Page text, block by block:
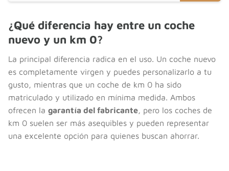
¿Qué diferencia hay entre un coche
nuevo y un km 0?
La principal diferencia radica en el uso. Un coche nuevo
es completamente virgen y puedes personalizarlo a tu
gusto, mientras que un coche de km 0 ha sido
matriculado y utilizado en mínima medida. Ambos
ofrecen la garantía del fabricante, pero los coches de
km 0 suelen ser más asequibles y pueden representar
una excelente opción para quienes buscan ahorrar.